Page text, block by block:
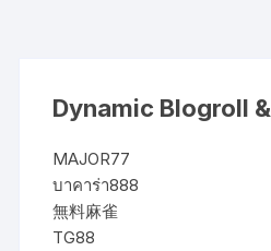
Dynamic Blogroll
MAJOR77
บาคาร่า888
無料麻雀
TG88